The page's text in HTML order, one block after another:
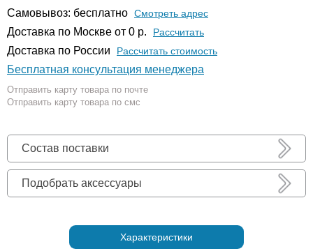
Самовывоз: бесплатно Смотреть адрес
Доставка по Москве от 0 р. Расcчитать
Доставка по России Рассчитать стоимость
Бесплатная консультация менеджера
Отправить карту товара по почте
Отправить карту товара по смс
Состав поставки
Подобрать аксессуары
Характеристики